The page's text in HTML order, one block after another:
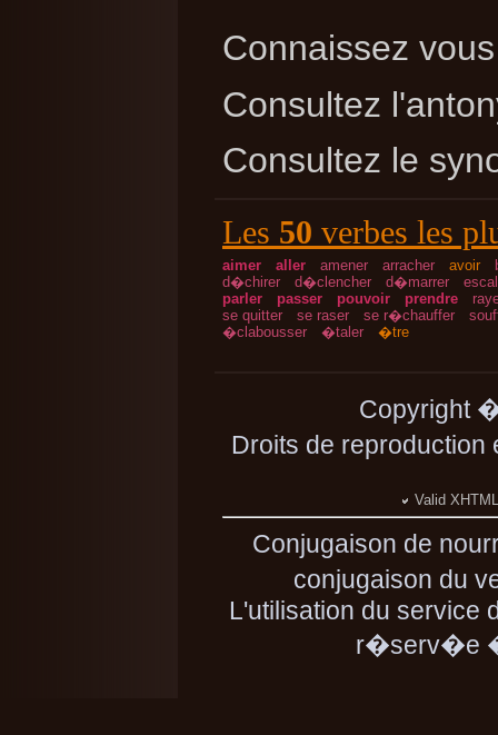
Connaissez
Consultez
Consultez le
Les 50 verbes les
aimer aller amener arracher avoir
d�chirer
d�clencher d�marrer
parler
passer pouvoir prendre
se quitter
se raser se r�chauffer
�clabousser
�taler �tre
Copyright
Droits de
Valid
Conjugaison de
conjugaison du
L'utilisation du service
r�serv�e �